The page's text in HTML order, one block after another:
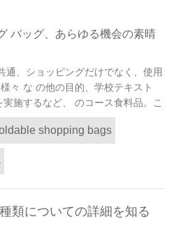
通、ショッピングだけでなく、使用
々 な の他の目的、学校テキスト
施するなど、 のコース食料品。こ
目的利用のための万能バッグと見
ことができるファッショナブルな
にそれで保っている間 信頼できる
の。...
shopping bags
類についての詳細を知る